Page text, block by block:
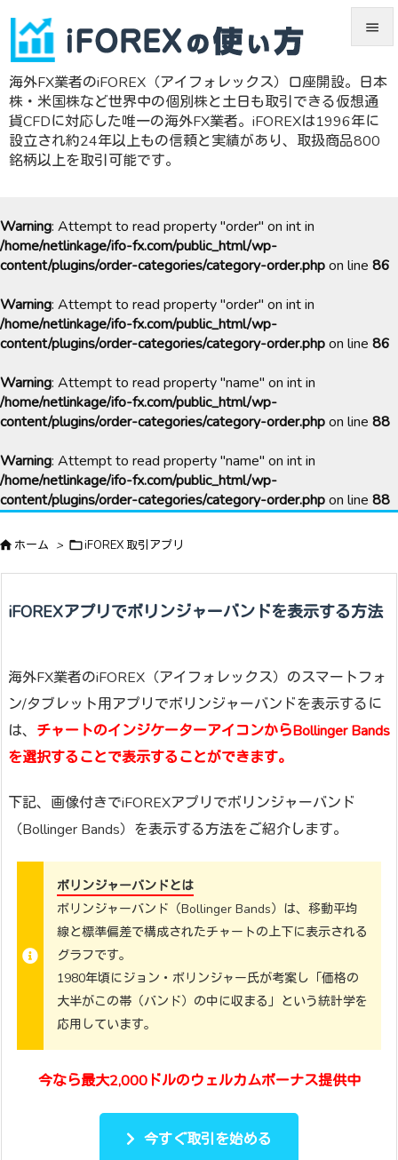
海外FX業者のiFOREX（アイフォレックス）口座開設。日本
株・米国株など世界中の個別株と土日も取引できる仮想通
貨CFDに対応した唯一の海外FX業者。iFOREXは1996年に
設立され約24年以上もの信頼と実績があり、取扱商品800
銘柄以上を取引可能です。
Warning: Attempt to read property "order" on int in
/home/netlinkage/ifo-fx.com/public_html/wp-
content/plugins/order-categories/category-order.phpon line 86
Warning: Attempt to read property "order" on int in
/home/netlinkage/ifo-fx.com/public_html/wp-
content/plugins/order-categories/category-order.phpon line 86
Warning: Attempt to read property "name" on int in
/home/netlinkage/ifo-fx.com/public_html/wp-
content/plugins/order-categories/category-order.phpon line 88
Warning: Attempt to read property "name" on int in
/home/netlinkage/ifo-fx.com/public_html/wp-
content/plugins/order-categories/category-order.phpon line 88

メニュ

サイド

ホーム > iFOREX 取引アプリ
iFOREXアプリでボリンジャーバンドを表示する方法
海外FX業者のiFOREX（アイフォレックス）のスマートフォ
ン/タブレット用アプリでボリンジャーバンドを表示するに
は、 チャートのインジケーターアイコンからBollinger Bands
を選択することで表示することができます。
下記、画像付きでiFOREXアプリでボリンジャーバンド
（Bollinger Bands）を表示する方法をご紹介します。
ボリンジャーバンドとは
ボリンジャーバンド（Bollinger Bands）は、移動平均
線と標準偏差で構成されたチャートの上下に表示される
グラフです。
1980年頃にジョン・ボリンジャー氏が考案し「価格の
大半がこの帯（バンド）の中に収まる」という統計学を
応用しています。
今なら最大2,000ドルのウェルカムボーナス提供中
今すぐ取引を始める